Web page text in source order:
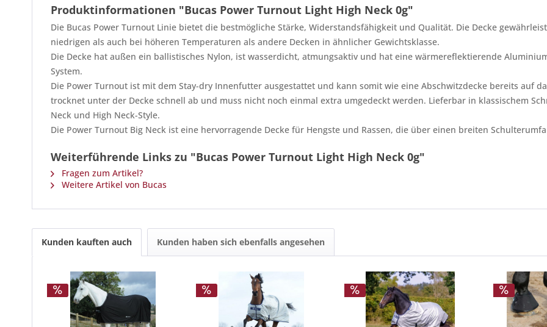
Produktinformationen "Bucas Power Turnout Light High Neck 0g"
Die Bucas Power Turnout Linie bietet die bestmögliche Stärke, Widerstandsfähigkeit und Qualität. Die Decke
niedrigen als auch bei höheren Temperaturen als andere Decken in ähnlicher Gewichtsklasse.
Die Decke hat außen ein ballistisches Nylon, ist wasserdicht, atmungsaktiv und hat eine wärmereflektierende
System.
Die Power Turnout ist mit dem Stay-dry Innenfutter ausgestattet und kann somit wie eine Abschwitzdecke bereits auf
trocknet unter der Decke schnell ab und muss nicht noch einmal extra umgedeckt werden. Lieferbar in klassischem
Neck und High Neck-Style.
Die Power Turnout Big Neck ist eine hervorragende Decke für Hengste und Rassen, die über einen breiten
Weiterführende Links zu "Bucas Power Turnout Light High Neck 0g"
Fragen zum Artikel?
Weitere Artikel von Bucas
Kunden kauften auch Kunden haben sich ebenfalls angesehen